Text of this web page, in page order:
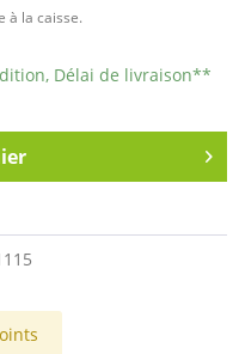
à la caisse.
Délai de livraison**